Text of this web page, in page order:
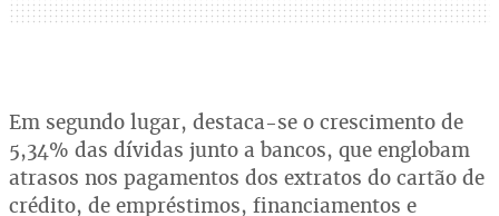
Em segundo lugar, destaca-se o crescimento de
5,34% das dívidas junto a bancos, que englobam
atrasos nos pagamentos dos extratos do cartão de
crédito, de empréstimos, financiamentos e